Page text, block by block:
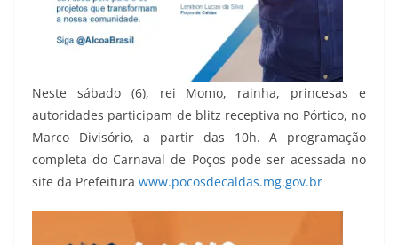
Neste sábado (6), rei Momo, rainha, princesas e
autoridades participam de blitz receptiva no Pórtico, no
Marco Divisório, a partir das 10h. A programação
completa do Carnaval de Poços pode ser acessada no
site da Prefeitura www.pocosdecaldas.mg.gov.br